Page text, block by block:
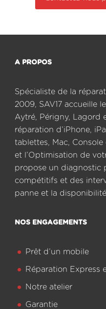
A PROPOS
Spécialiste de la
2009, SAV17 accueille
Aytré, Périgny, Lagord
réparation d’iPhone,
tablettes, Mac,
et l’Optimisation de
propose un diagnostic
compétitifs et des
panne et la
NOS ENGAGEMENTS
Prêt d’un mobile
Réparation Express
Notre atelier
Garantie